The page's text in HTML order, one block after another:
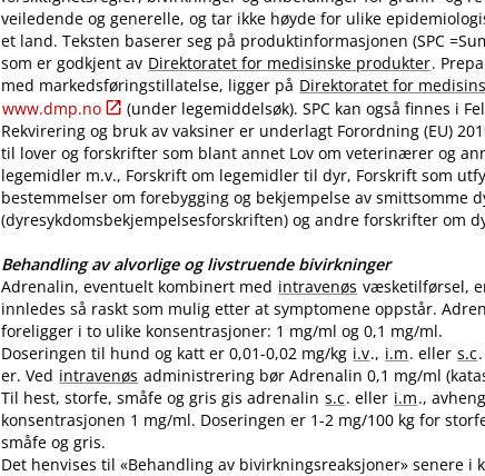
veiledende og generelle, og tar ikke høyde for ulike
et land. Teksten baserer seg på produktinformasjonen (SPC
som er godkjent av Direktoratet for medisinske produkter.
med markedsføringstillatelse, ligger på Direktoratet for
www.dmp.no
(under legemiddelsøk). SPC kan også finnes i
Rekvirering og bruk av vaksiner er underlagt Forordning (EU)
til lover og forskrifter som blant annet Lov om veterinærer og
legemidler m.v., Forskrift om legemidler til dyr, Forskrift som
bestemmelser om forebygging og bekjempelse av smittsomme
(dyresykdomsbekjempelsesforskriften) og andre forskrifter om
Behandling av alvorlige og livstruende bivirkninger
Adrenalin, eventuelt kombinert med intravenøs væsketilførsel,
innledes så raskt som mulig etter at symptomene oppstår.
foreligger i to ulike konsentrasjoner: 1 mg/ml og 0,1 mg​/​ml.
Doseringen til hund og katt er 0,01-0,02 mg/kg i.v., i.m. eller s.c
er. Ved intravenøs administrering bør Adrenalin 0,1 mg/ml
Til hest, storfe, småfe og gris gis adrenalin s.c. eller i.m.,
konsentrasjonen 1 mg​/​ml. Doseringen er 1-2 mg/100 kg for
småfe og gris.
Det henvises til «Behandling av bivirkningsreaksjoner» senere i